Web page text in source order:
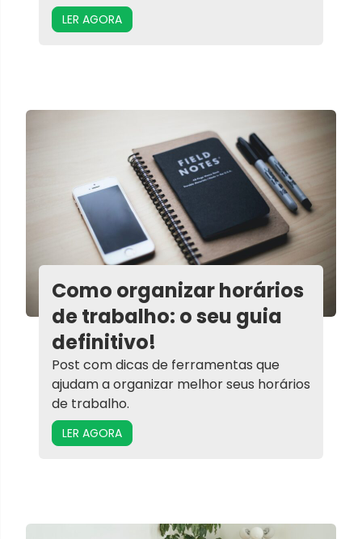
LER AGORA
Como organizar horários
de trabalho: o seu guia
definitivo!
Post com dicas de ferramentas que
ajudam a organizar melhor seus horários
de trabalho.
LER AGORA